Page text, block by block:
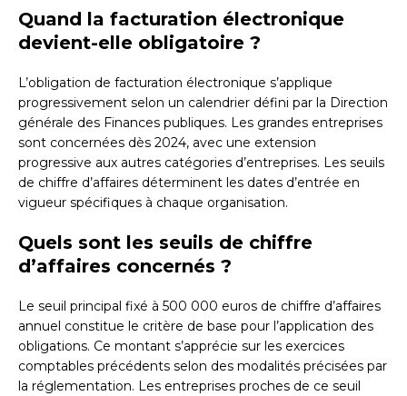
Quand la facturation électronique
devient-elle obligatoire ?
L’obligation de facturation électronique s’applique
progressivement selon un calendrier défini par la Direction
générale des Finances publiques. Les grandes entreprises
sont concernées dès 2024, avec une extension
progressive aux autres catégories d’entreprises. Les seuils
de chiffre d’affaires déterminent les dates d’entrée en
vigueur spécifiques à chaque organisation.
Quels sont les seuils de chiffre
d’affaires concernés ?
Le seuil principal fixé à 500 000 euros de chiffre d’affaires
annuel constitue le critère de base pour l’application des
obligations. Ce montant s’apprécie sur les exercices
comptables précédents selon des modalités précisées par
la réglementation. Les entreprises proches de ce seuil